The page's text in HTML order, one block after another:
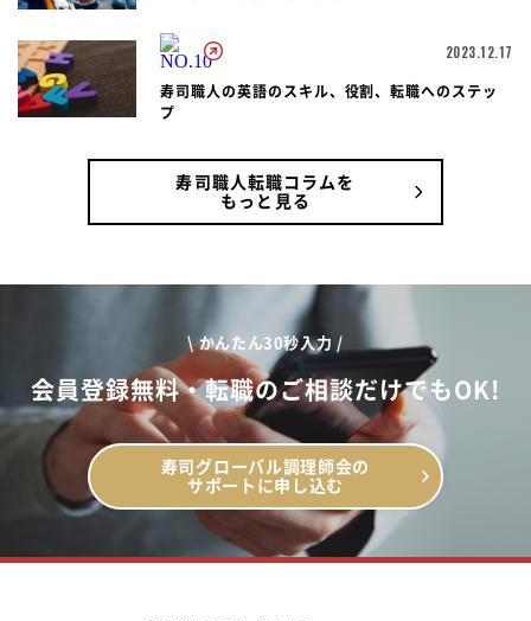
2023.12.17
寿司職人の英語のスキル、役割、転職へのステッ
プ
寿司職人転職コラムを
もっと見る
\ かんたん30秒入力 /
会員登録無料・転職のご相談だけでもOK!
寿司グローバル調理師会の
サポートに申し込む